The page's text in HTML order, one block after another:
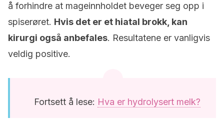
å forhindre at mageinnholdet beveger seg opp i
spiserøret. Hvis det er et hiatal brokk, kan
kirurgi også anbefales. Resultatene er vanligvis
veldig positive.
Fortsett å lese: Hva er hydrolysert melk?